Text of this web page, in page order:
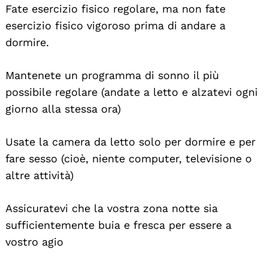
Fate esercizio fisico regolare, ma non fate
esercizio fisico vigoroso prima di andare a
dormire.
Mantenete un programma di sonno il più
possibile regolare (andate a letto e alzatevi ogni
giorno alla stessa ora)
Usate la camera da letto solo per dormire e per
fare sesso (cioè, niente computer, televisione o
altre attività)
Assicuratevi che la vostra zona notte sia
sufficientemente buia e fresca per essere a
vostro agio